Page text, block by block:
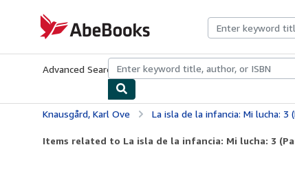
AbeBooks.com
Advanced Search Browse CollectionsRare BooksArt &
Knausgård, Karl Ove La isla de la infancia: Mi lucha: 3
Items related to La isla de la infancia: Mi lucha: 3